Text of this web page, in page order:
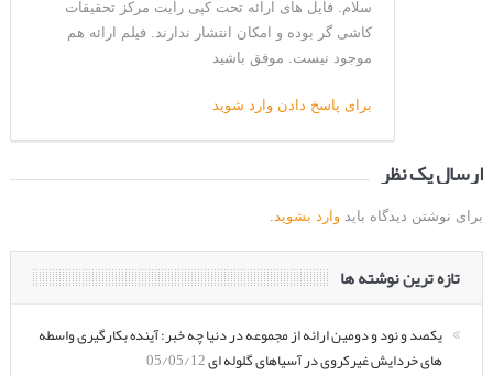
سلام. فایل های ارائه تحت کپی رایت مرکز تحقیقات
کاشی گر بوده و امکان انتشار ندارند. فیلم ارائه هم
موجود نیست. موفق باشید
برای پاسخ دادن وارد شوید
ارسال یک نظر
برای نوشتن دیدگاه باید وارد بشوید
تازه ترین نوشته ها
یکصد و نود و دومین ارائه از مجموعه در دنیا چه خبر: آینده بکارگیری واسطه
های خردایش غیرکروی در آسیاهای گلوله ای05/05/12